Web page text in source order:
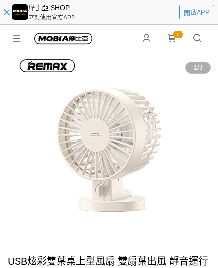
摩比亞 SHOP
立刻使用官方APP
開啟APP
0
1/3
USB炫彩雙葉桌上型風扇 雙扇葉出風 靜音運行